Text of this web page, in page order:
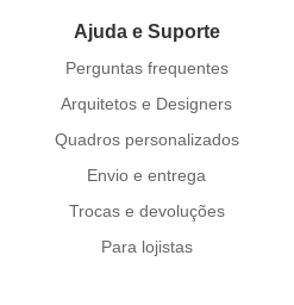
Ajuda e Suporte
Perguntas frequentes
Arquitetos e Designers
Quadros personalizados
Envio e entrega
Trocas e devoluções
Para lojistas